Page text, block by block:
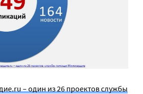
– один из 26 проектов службы